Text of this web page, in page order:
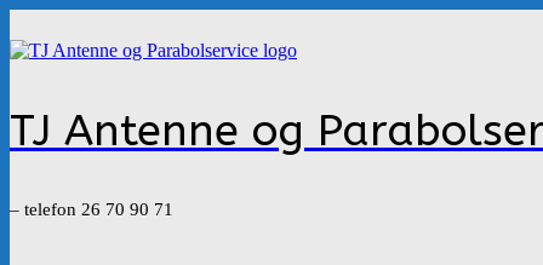
til
indhold
TJ Antenne og
– telefon 26 70 90 71